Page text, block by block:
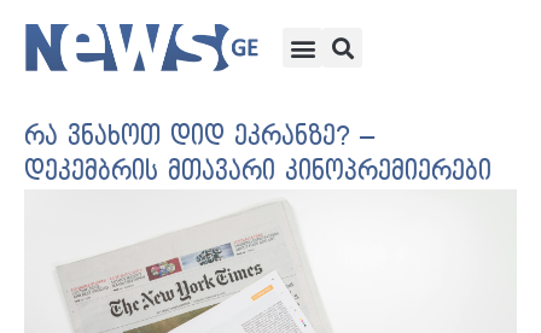
რა ვნახოთ დიდ ეკრანზე? –
დეკემბრის მთავარი კინოპრემიერები